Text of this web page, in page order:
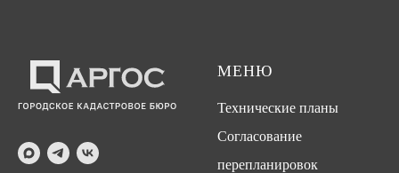
МЕНЮ
Технические планы
Согласование
перепланировок